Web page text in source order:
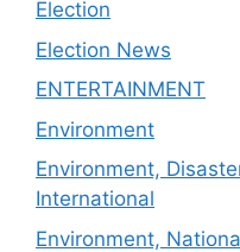
Election
Election News
ENTERTAINMENT
Environment
Environment,
International
Environment,